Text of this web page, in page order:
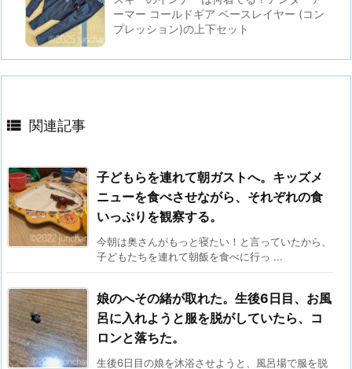
ーマー コールドギア ベースレイヤー (コン
プレッション)の上下セット
 関連記事
子どもらを連れて朝ガストへ。キッズメ
ニューを食べさせながら、それぞれの食
いっぷりを観察する。
今朝は奥さんがもっと寝たい！と言っていたから、
子どもたちを連れて朝飯を食べに行っ ...
娘のへその緒が取れた。生後6日目、お風
呂に入れようと服を脱がしていたら、コ
ロンと落ちた。
生後6日目の娘を沐浴させようと、風呂場で服を脱